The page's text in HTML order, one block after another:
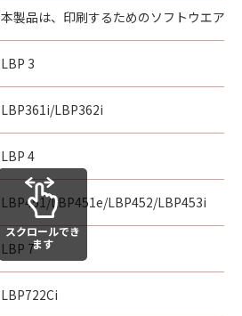
本製品は、印刷するためのソフトウエアで
LBP 3
LBP361i/LBP362i
LBP 4
LBP451/LBP451e/LBP452/LBP453i
LBP 7
LBP722Ci
スクロールでき
ます